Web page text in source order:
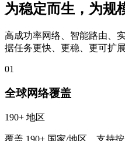
为稳定而生，为规
高成功率网络、智能路由、
据任务更快、更稳、更可扩展
01
全球网络覆盖
190+ 地区